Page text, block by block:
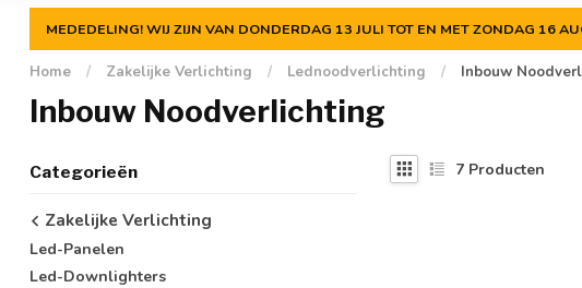
MEDEDELING! WIJ ZIJN VAN DONDERDAG 13 JULI TOT EN MET ZONDAG 16
Home / Zakelijke Verlichting / Lednoodverlichting / Inbouw
Inbouw Noodverlichting
Categorieën
Zakelijke Verlichting
Led-Panelen
Led-Downlighters
7 Producten